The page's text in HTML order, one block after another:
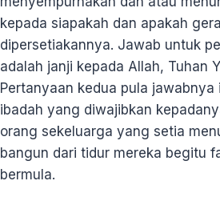
kepada siapakah dan apakah
dipersetiakannya. Jawab untuk
adalah janji kepada Allah, Tuhan
Pertanyaan kedua pula jawabnya
ibadah yang diwajibkan
orang sekeluarga yang setia
bangun dari tidur mereka begitu
bermula.